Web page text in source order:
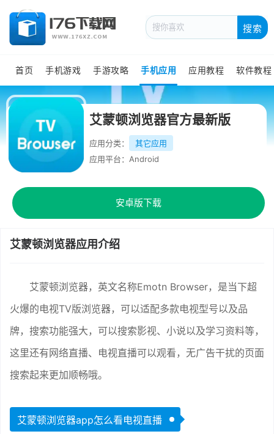
搜索
首页 手机游戏 手游攻略 手机应用 应用教程 软件教程
艾蒙顿浏览器官方最新版
应用分类：
其它应用
应用平台：Android
安卓版下载
艾蒙顿浏览器应用介绍
艾蒙顿浏览器，英文名称Emotn Browser，是当下超
火爆的电视TV版浏览器，可以适配多款电视型号以及品
牌，搜索功能强大，可以搜索影视、小说以及学习资料等，
这里还有网络直播、电视直播可以观看，无广告干扰的页面
搜索起来更加顺畅哦。
艾蒙顿浏览器app怎么看电视直播